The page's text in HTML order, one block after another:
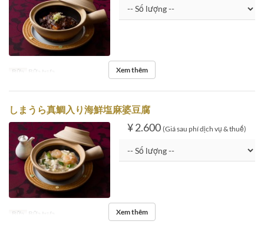
Bữa Bữa trưa Xem thêm
しまうら真鯛入り海鮮塩麻婆豆腐
¥ 2.600 (Giá sau phí dịch vụ & thuế)
Bữa Bữa trưa Xem thêm